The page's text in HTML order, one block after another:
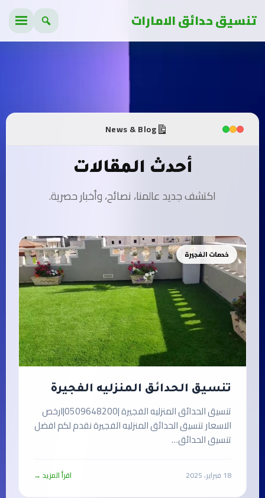
تنسيق حدائق الامارات
News & Blog
أحدث المقالات
اكتشف جديد عالمنا، نصائح، وأخبار حصرية.
خدمات الفجيرة
تنسيق الحدائق المنزليه الفجيرة
تنسيق الحدائق المنزليه الفجيرة |0509648200|ارخص
الاسعار تنسيق الحدائق المنزليه الفجيرة نقدم لكم افضل
تنسيق الحدائق…
18 فبراير، 2025 اقرأ المزيد →